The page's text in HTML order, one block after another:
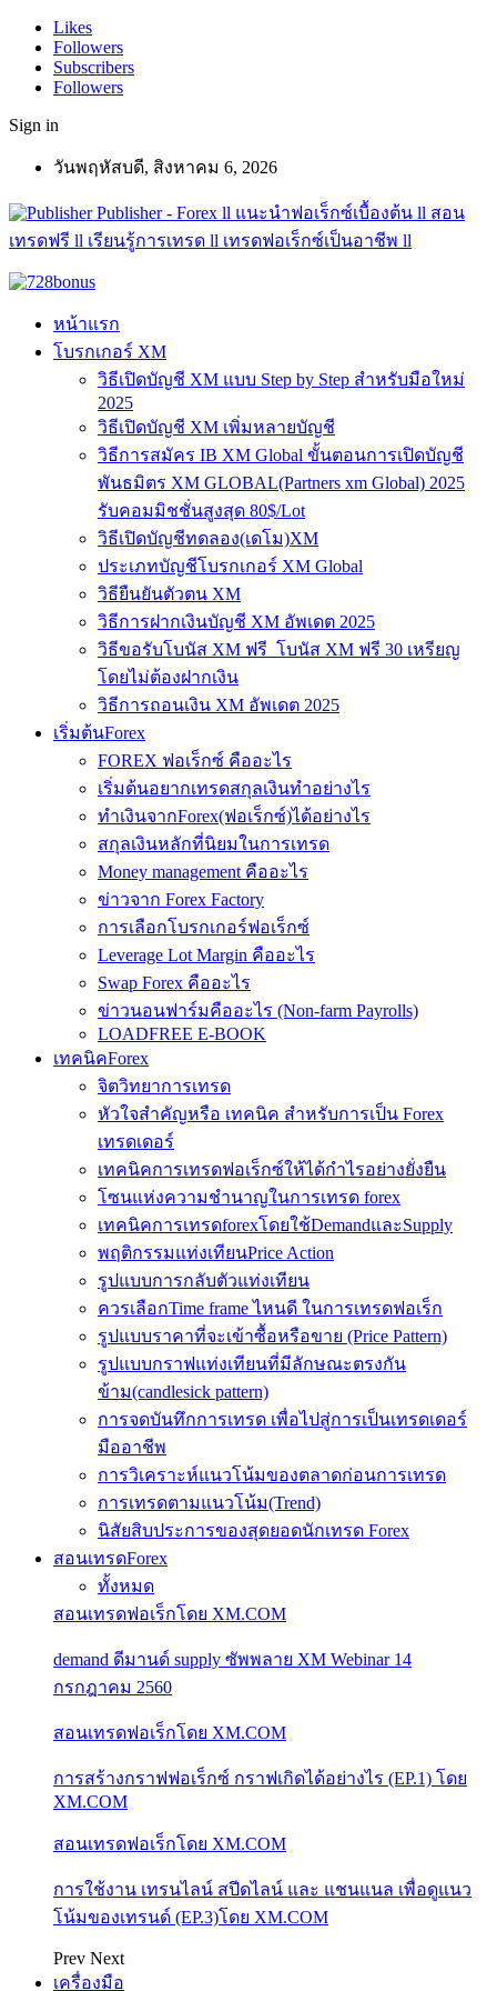
Likes
Followers
Subscribers
Followers
Sign in
วันพฤหัสบดี, สิงหาคม 6, 2026
Publisher - Forex ll แนะนำฟอเร็กซ์เบื้องต้น ll สอน
เทรดฟรี ll เรียนรู้การเทรด ll เทรดฟอเร็กซ์เป็นอาชีพ ll
หน้าแรก
โบรกเกอร์ XM
วิธีเปิดบัญชี XM แบบ Step by Step สำหรับมือใหม่
2025
วิธีเปิดบัญชี XM เพิ่มหลายบัญชี
วิธีการสมัคร IB XM Global ขั้นตอนการเปิดบัญชี
พันธมิตร XM GLOBAL(Partners xm Global) 2025
รับคอมมิชชั่นสูงสุด 80$/Lot
วิธีเปิดบัญชีทดลอง(เดโม)XM
ประเภทบัญชีโบรกเกอร์ XM Global
วิธียืนยันตัวตน XM
วิธีการฝากเงินบัญชี XM อัพเดต 2025
วิธีขอรับโบนัส XM ฟรี โบนัส XM ฟรี 30 เหรียญ
โดยไม่ต้องฝากเงิน
วิธีการถอนเงิน XM อัพเดต 2025
เริ่มต้นForex
FOREX ฟอเร็กซ์ คืออะไร
เริ่มต้นอยากเทรดสกุลเงินทำอย่างไร
ทำเงินจากForex(ฟอเร็กซ์)ได้อย่างไร
สกุลเงินหลักที่นิยมในการเทรด
Money management คืออะไร
ข่าวจาก Forex Factory
การเลือกโบรกเกอร์ฟอเร็กซ์
Leverage Lot Margin คืออะไร
Swap Forex คืออะไร
ข่าวนอนฟาร์มคืออะไร (Non-farm Payrolls)
LOADFREE E-BOOK
เทคนิคForex
จิตวิทยาการเทรด
หัวใจสำคัญหรือ เทคนิค สำหรับการเป็น Forex
เทรดเดอร์
เทคนิคการเทรดฟอเร็กซ์ให้ได้กำไรอย่างยั่งยืน
โซนแห่งความชำนาญในการเทรด forex
เทคนิคการเทรดforexโดยใช้DemandและSupply
พฤติกรรมแท่งเทียนPrice Action
รูปแบบการกลับตัวแท่งเทียน
ควรเลือกTime frame ไหนดี ในการเทรดฟอเร็ก
รูปแบบราคาที่จะเข้าซื้อหรือขาย (Price Pattern)
รูปแบบกราฟแท่งเทียนที่มีลักษณะตรงกัน
ข้าม(candlesick pattern)
การจดบันทึกการเทรด เพื่อไปสู่การเป็นเทรดเดอร์
มืออาชีพ
การวิเคราะห์แนวโน้มของตลาดก่อนการเทรด
การเทรดตามแนวโน้ม(Trend)
นิสัยสิบประการของสุดยอดนักเทรด Forex
สอนเทรดForex
ทั้งหมด
สอนเทรดฟอเร็กโดย XM.COM
demand ดีมานด์ supply ซัพพลาย XM Webinar 14
กรกฎาคม 2560
สอนเทรดฟอเร็กโดย XM.COM
การสร้างกราฟฟอเร็กซ์ กราฟเกิดได้อย่างไร (EP.1) โดย
XM.COM
สอนเทรดฟอเร็กโดย XM.COM
การใช้งาน เทรนไลน์ สปีดไลน์ และ แชนแนล เพื่อดูแนว
โน้มของเทรนด์ (EP.3)โดย XM.COM
Prev Next
เครื่องมือ